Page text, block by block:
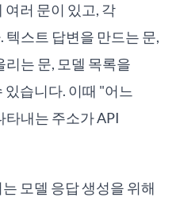
러 문이 있고, 각
텍스트 답변을 만드는 문,
리는 문, 모델 목록을
있습니다. 이때 "어느
타내는 주소가 API
모델 응답 생성을 위해